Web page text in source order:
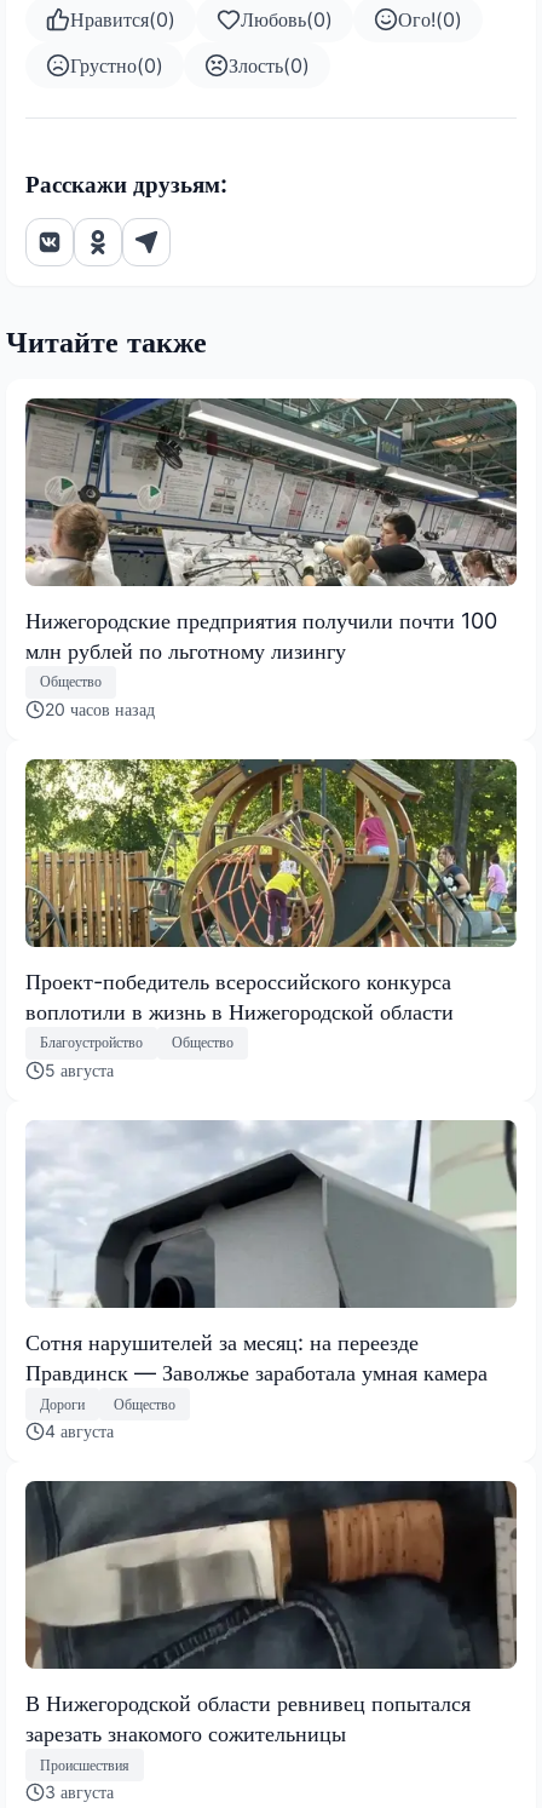
Нравится(0) Любовь(0) Ого!(0)
Грустно(0) Злость(0)
Расскажи друзьям:
Читайте также
Нижегородские предприятия получили почти 100
млн рублей по льготному лизингу
Общество
20 часов назад
Проект-победитель всероссийского конкурса
воплотили в жизнь в Нижегородской области
Благоустройство Общество
5 августа
Сотня нарушителей за месяц: на переезде
Правдинск — Заволжье заработала умная камера
Дороги Общество
4 августа
В Нижегородской области ревнивец попытался
зарезать знакомого сожительницы
Происшествия
3 августа